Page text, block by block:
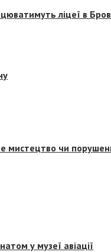
ліцеї в
мистецтво чи
у музеї авіації